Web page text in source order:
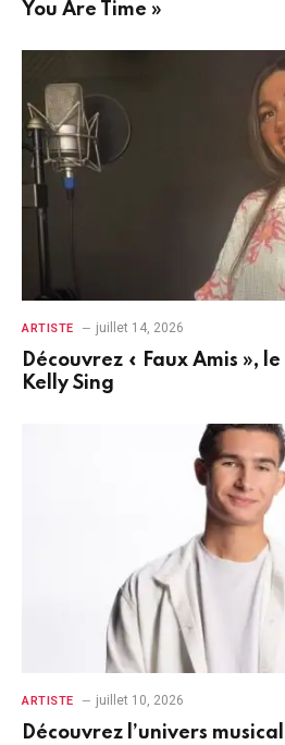
You Are Time »
ARTISTE juillet 14, 2026
Découvrez « Faux Amis »,
Kelly Sing
ARTISTE juillet 10, 2026
Découvrez l’univers